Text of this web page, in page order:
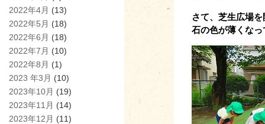
2022年4月 (13)
2022年5月 (18)
2022年6月 (18)
2022年7月 (10)
2022年8月 (1)
2023 年3月 (10)
2023年10月 (19)
2023年11月 (14)
2023年12月 (11)
さて、芝生広場
石の色が薄くな